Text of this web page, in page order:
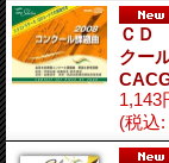
ＣＤ
クー
1,143
(税込: